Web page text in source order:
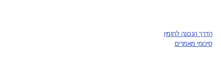
הדרך הנכונה להזמין
סיכומי מאמרים